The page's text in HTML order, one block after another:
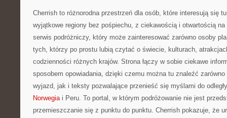
Cherrish to różnorodna przestrzeń dla osób, które interesują się
wyjątkowe regiony bez pośpiechu, z ciekawością i otwartością na
serwis podróżniczy, który może zainteresować zarówno osoby
tych, którzy po prostu lubią czytać o świecie, kulturach,
codzienności różnych krajów. Strona łączy w sobie ciekawe
sposobem opowiadania, dzięki czemu można tu znaleźć zarówno
wyjazd, jak i teksty pozwalające przenieść się myślami do
Norwegiai Peru. To portal, w którym podróżowanie nie jest
przemieszczanie się z punktu do punktu. Cherrish pokazuje, że